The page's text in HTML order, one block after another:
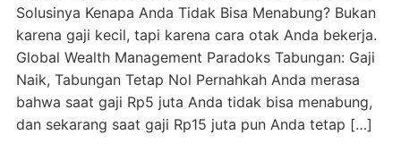
Solusinya Kenapa Anda Tidak Bisa Menabung? Bukan
karena gaji kecil, tapi karena cara otak Anda bekerja.
Global Wealth Management Paradoks Tabungan: Gaji
Naik, Tabungan Tetap Nol Pernahkah Anda merasa
bahwa saat gaji Rp5 juta Anda tidak bisa menabung,
dan sekarang saat gaji Rp15 juta pun Anda tetap […]